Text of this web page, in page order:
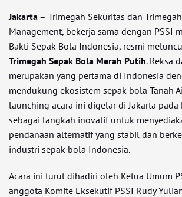
Jakarta – Trimegah Sekuritas dan
Management, bekerja sama dengan PSSI
Bakti Sepak Bola Indonesia, resmi
Trimegah Sepak Bola Merah Putih. Reksa
merupakan yang pertama di Indonesia
mendukung ekosistem sepak bola Tanah
launching acara ini digelar di Jakarta pada
sebagai langkah inovatif untuk
pendanaan alternatif yang stabil dan
industri sepak bola Indonesia.
Acara ini turut dihadiri oleh Ketua Umum
anggota Komite Eksekutif PSSI Rudy